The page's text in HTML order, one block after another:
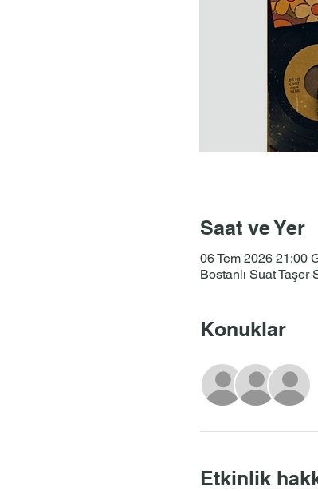
Saat ve Yer
06 Tem 2026 21:00
Bostanlı Suat Taşer
Konuklar
Etkinlik